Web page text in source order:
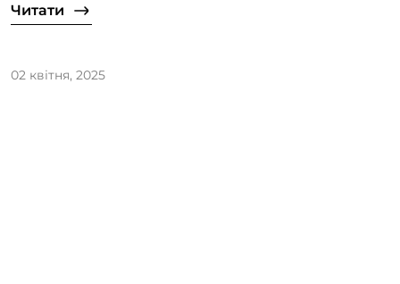
Читати
02 квітня, 2025